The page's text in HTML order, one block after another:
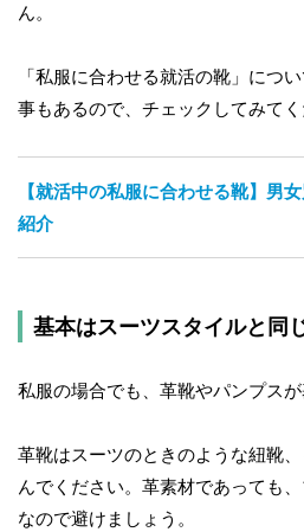
ん。
「私服に合わせる就活の靴」につ
事もあるので、チェックしてみてく
【就活中の私服に合わせる靴】男
紹介
基本はスーツスタイルと同
私服の場合でも、革靴やパンプスが
革靴はスーツのときのような紐靴
んでください。革素材であっても
なので避けましょう。